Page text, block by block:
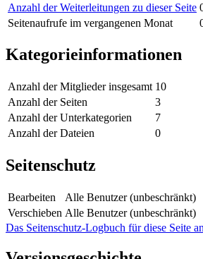
Anzahl der Weiterleitungen zu dieser Seite
Seitenaufrufe im vergangenen Monat
Kategorieinformationen
Anzahl der Mitglieder insgesamt 10
Anzahl der Seiten
3
Anzahl der Unterkategorien
7
Anzahl der Dateien
0
Seitenschutz
Bearbeiten
Alle Benutzer (unbeschränkt)
Verschieben Alle Benutzer (unbeschränkt)
Das Seitenschutz-Logbuch für diese Seite